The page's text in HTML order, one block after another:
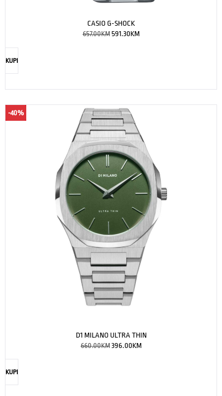
CASIO G-SHOCK
657.00KM 591.30KM
KUPI
-40%
D1 MILANO ULTRA THIN
660.00KM 396.00KM
KUPI